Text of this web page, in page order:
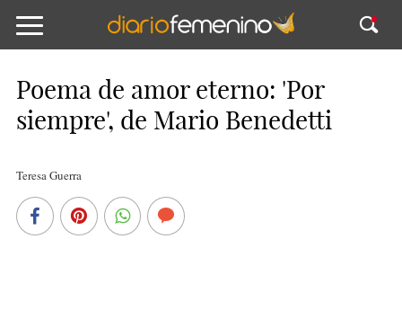
Poema de amor eterno: 'Por
siempre', de Mario Benedetti
Teresa Guerra